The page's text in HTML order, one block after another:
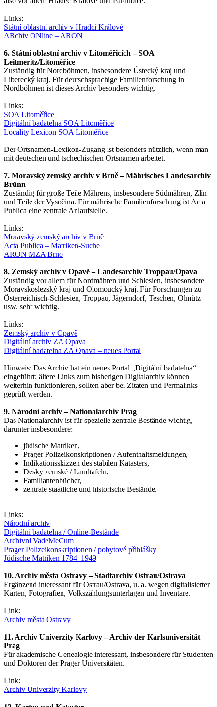
Links:
Státní oblastní archiv v Hradci Králové
ARchiv ONline – ARON
6. Státní oblastní archiv v Litoměřicích – SOA
Leitmeritz/Litoměřice
Zuständig für Nordböhmen, insbesondere Ústecký kraj und
Liberecký kraj. Für deutschsprachige Familienforschung in
Nordböhmen ist dieses Archiv besonders wichtig.
Links:
SOA Litoměřice
Digitální badatelna SOA Litoměřice
Locality Lexicon SOA Litoměřice
Der Ortsnamen-Lexikon-Zugang ist besonders nützlich, wenn man
mit deutschen und tschechischen Ortsnamen arbeitet.
7. Moravský zemský archiv v Brně – Mährisches Landesarchiv
Brünn
Zuständig für große Teile Mährens, insbesondere Südmähren, Zlín
und Teile der Vysočina. Für mährische Familienforschung ist Acta
Publica eine zentrale Anlaufstelle.
Links:
Moravský zemský archiv v Brně
Acta Publica – Matriken-Suche
ARON MZA Brno
8. Zemský archiv v Opavě – Landesarchiv Troppau/Opava
Zuständig vor allem für Nordmähren und Schlesien, insbesondere
Moravskoslezský kraj und Olomoucký kraj. Für Forschungen zu
Österreichisch-Schlesien, Troppau, Jägerndorf, Teschen, Olmütz
usw. sehr wichtig.
Links:
Zemský archiv v Opavě
Digitální archiv ZA Opava
Digitální badatelna ZA Opava – neues Portal
Hinweis: Das Archiv hat ein neues Portal „Digitální badatelna“
eingeführt; ältere Links zum bisherigen Digitalarchiv können
weiterhin funktionieren, sollten aber bei Zitaten und Permalinks
geprüft werden.
9. Národní archiv – Nationalarchiv Prag
Das Nationalarchiv ist für spezielle zentrale Bestände wichtig,
darunter insbesondere:
jüdische Matriken,
Prager Polizeikonskriptionen / Aufenthaltsmeldungen,
Indikationsskizzen des stabilen Katasters,
Desky zemské / Landtafeln,
Familiantenbücher,
zentrale staatliche und historische Bestände.
Links:
Národní archiv
Digitální badatelna / Online-Bestände
Archivní VadeMeCum
Prager Polizeikonskriptionen / pobytové přihlášky
Jüdische Matriken 1784–1949
10. Archiv města Ostravy – Stadtarchiv Ostrau/Ostrava
Ergänzend interessant für Ostrau/Ostrava, u. a. wegen digitalisierter
Karten, Fotografien, Volkszählungsunterlagen und Inventare.
Link:
Archiv města Ostravy
11. Archiv Univerzity Karlovy – Archiv der Karlsuniversität
Prag
Für akademische Genealogie interessant, insbesondere für Studenten
und Doktoren der Prager Universitäten.
Link:
Archiv Univerzity Karlovy